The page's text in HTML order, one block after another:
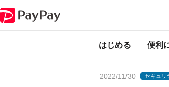
はじめる 便利
2022/11/30 セキュリ